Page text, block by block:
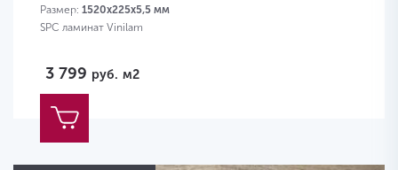
Размер: 1520х225х5,5 мм
SPC ламинат Vinilam
3 799 руб. м2